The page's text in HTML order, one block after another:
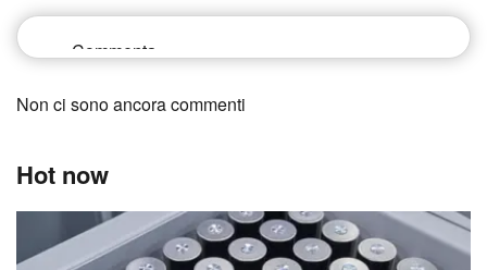
Non ci sono ancora commenti
Hot now